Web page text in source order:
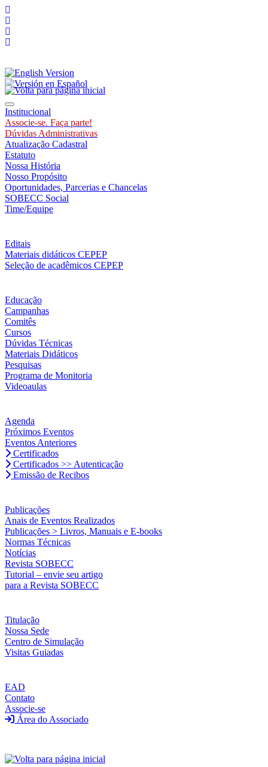
Toggle navigation
Institucional
Associe-se. Faça parte!
Dúvidas Administrativas
Atualização Cadastral
Estatuto
Nossa História
Nosso Propósito
Oportunidades, Parcerias e Chancelas
SOBECC Social
Time/Equipe
Editais
Materiais didáticos CEPEP
Seleção de acadêmicos CEPEP
Educação
Campanhas
Comitês
Cursos
Dúvidas Técnicas
Materiais Didáticos
Pesquisas
Programa de Monitoria
Videoaulas
Agenda
Próximos Eventos
Eventos Anteriores
Certificados
Certificados >> Autenticação
Emissão de Recibos
Publicações
Anais de Eventos Realizados
Publicações > Livros, Manuais e E-books
Normas Técnicas
Notícias
Revista SOBECC
Tutorial – envie seu artigo
para a Revista SOBECC
Titulação
Nossa Sede
Centro de Simulação
Visitas Guiadas
EAD
Contato
Associe-se
Área do Associado